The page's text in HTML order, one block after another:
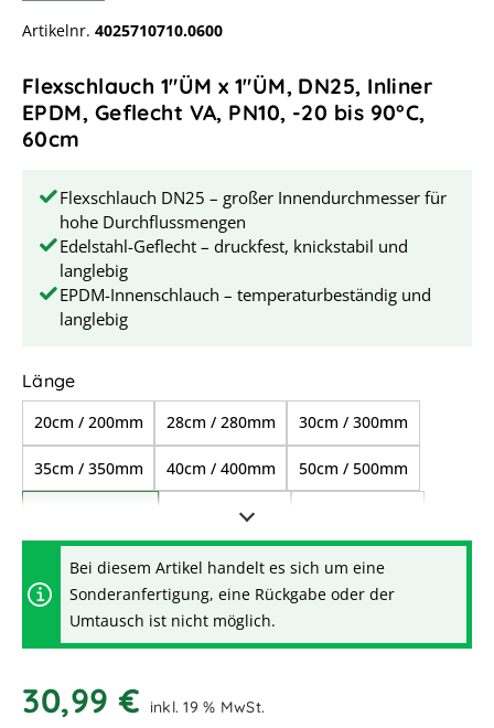
Artikelnr. 4025710710.0600
Flexschlauch 1"ÜM x 1"ÜM, DN25, Inliner
EPDM, Geflecht VA, PN10, -20 bis 90°C,
60cm
Flexschlauch DN25 – großer Innendurchmesser für
hohe Durchflussmengen
Edelstahl-Geflecht – druckfest, knickstabil und
langlebig
EPDM-Innenschlauch – temperaturbeständig und
langlebig
Längeauswählen
20cm / 200mm 28cm / 280mm 30cm / 300mm
35cm / 350mm 40cm / 400mm 50cm / 500mm
70cm / 700mm
1,00m / 1.000mm 1,50m / 1.500mm
2,00m / 2.000mm 2,50m / 2.500mm
3,00m / 3.000mm 4,00m / 4.000mm
5,00m / 5.000mm
Bei diesem Artikel handelt es sich um eine
Sonderanfertigung, eine Rückgabe oder der
Umtausch ist nicht möglich.
30,99 €
inkl. 19 % MwSt.